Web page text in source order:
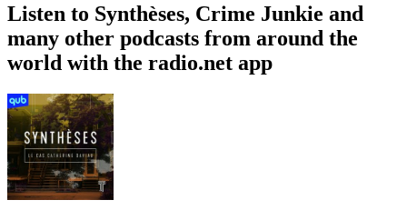
Listen to Synthèses, Crime Junkie and
many other podcasts from around the
world with the radio.net app